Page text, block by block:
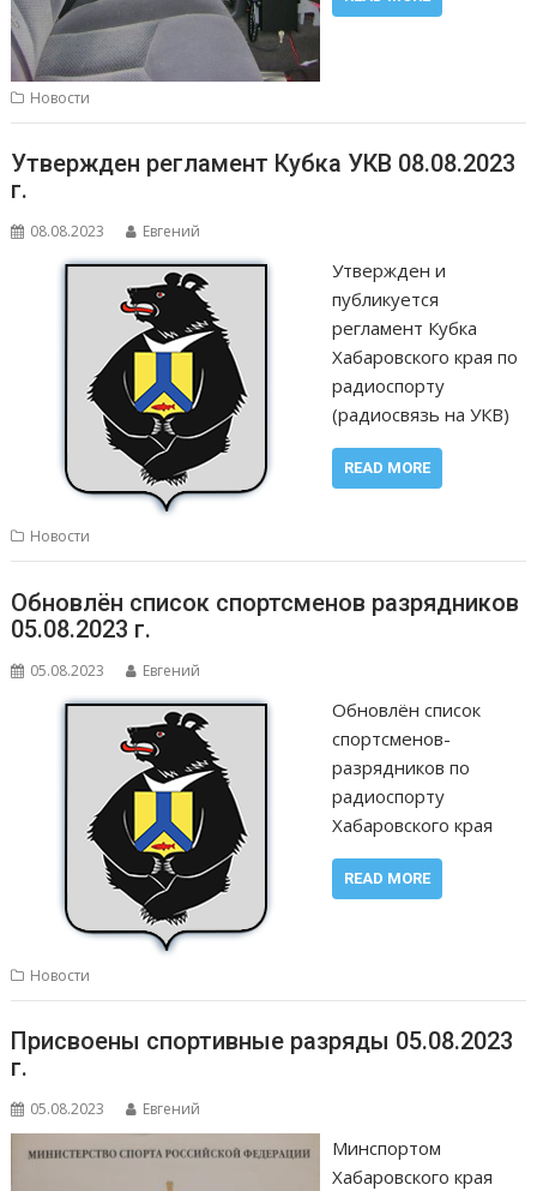
Новости
Утвержден регламент Кубка УКВ 08.08.2023
г.
08.08.2023 Евгений
Утвержден и
публикуется
регламент Кубка
Хабаровского края по
радиоспорту
(радиосвязь на УКВ)
READ MORE
Новости
Обновлён список спортсменов разрядников
05.08.2023 г.
05.08.2023 Евгений
Обновлён список
спортсменов-
разрядников по
радиоспорту
Хабаровского края
READ MORE
Новости
Присвоены спортивные разряды 05.08.2023
г.
05.08.2023 Евгений
Минспортом
Хабаровского края